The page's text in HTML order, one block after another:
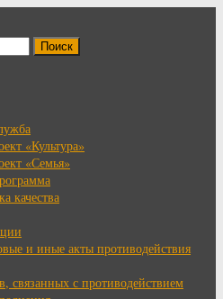
«Культура»
«Семья»
качества
и иные акты противодействия
связанных с противодействием